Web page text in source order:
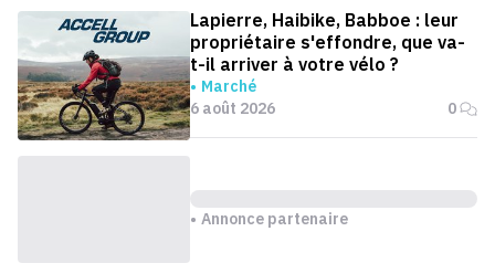
Lapierre, Haibike, Babboe : leur
propriétaire s'effondre, que va-
t-il arriver à votre vélo ?
Marché
6 août 2026
0
Annonce partenaire